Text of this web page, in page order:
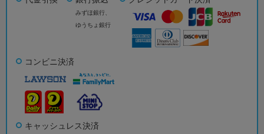
みずほ銀行、
ゆうちょ銀行
コンビニ決済
キャッシュレス決済